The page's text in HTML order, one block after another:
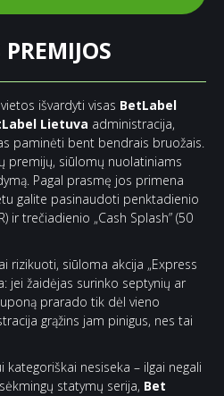
išvardyti visas BetLabel
Lietuva administracija,
paminėti bent bendrais bruožais.
premijų, siūlomų nuolatiniams
Pagal prasmę jos primena
galite pasinaudoti penktadienio
ir trečiadienio „Cash Splash” (50
rizikuoti, siūloma akcija „Express
jei žaidėjas surinko septynių ar
prarado tik dėl vieno
grąžins jam pinigus, nes tai
nesiseka – ilgai negali
statymų serija, Bet